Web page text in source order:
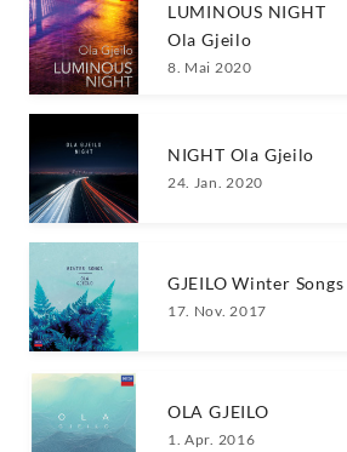
LUMINOUS NIGHT
Ola Gjeilo
8. Mai 2020
NIGHT Ola Gjeilo
24. Jan. 2020
GJEILO Winter Songs
17. Nov. 2017
OLA GJEILO
1. Apr. 2016